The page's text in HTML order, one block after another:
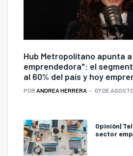
Hub Metropolitano apunta
emprendedora": el
al 60% del país y hoy
POR ANDREA HERRERA 07 DE
Opinión|
sector